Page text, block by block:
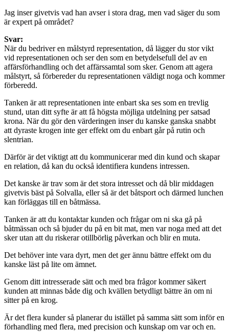
Jag inser givetvis vad han avser i stora drag, men vad säger du som
är expert på området?
Svar:
När du bedriver en målstyrd representation, då lägger du stor vikt
vid representationen och ser den som en betydelsefull del av en
affärsförhandling och det affärssamtal som sker. Genom att agera
målstyrt, så förbereder du representationen väldigt noga och kommer
förberedd.
Tanken är att representationen inte enbart ska ses som en trevlig
stund, utan ditt syfte är att få högsta möjliga utdelning per satsad
krona. När du gör den värderingen inser du kanske ganska snabbt
att dyraste krogen inte ger effekt om du enbart går på rutin och
slentrian.
Därför är det viktigt att du kommunicerar med din kund och skapar
en relation, då kan du också identifiera kundens intressen.
Det kanske är trav som är det stora intresset och då blir middagen
givetvis bäst på Solvalla, eller så är det båtsport och därmed lunchen
kan förläggas till en båtmässa.
Tanken är att du kontaktar kunden och frågar om ni ska gå på
båtmässan och så bjuder du på en bit mat, men var noga med att det
sker utan att du riskerar otillbörlig påverkan och blir en muta.
Det behöver inte vara dyrt, men det ger ännu bättre effekt om du
kanske läst på lite om ämnet.
Genom ditt intresserade sätt och med bra frågor kommer säkert
kunden att minnas både dig och kvällen betydligt bättre än om ni
sitter på en krog.
Är det flera kunder så planerar du istället på samma sätt som inför en
förhandling med flera, med precision och kunskap om var och en.